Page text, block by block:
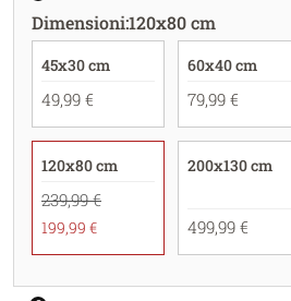
Dimensioni:120x80 cm
45x30 cm
49,99 €
60x40 cm
79,99 €
120x80 cm
239,99 €
199,99 €
200x130 cm
499,99 €